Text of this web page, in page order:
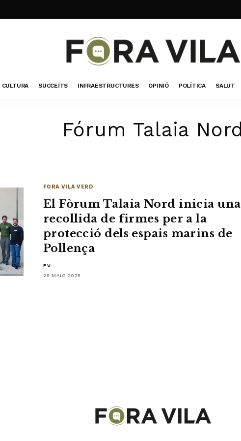
CULTURA SUCCEÏTS INFRAESTRUCTURES OPINIÓ POLÍTICA SALUT
Fórum Talaia Nord
FORA VILA VERD
El Fòrum Talaia Nord inicia una
recollida de firmes per a la
protecció dels espais marins de
Pollença
F.V.
26 MAIG 2025